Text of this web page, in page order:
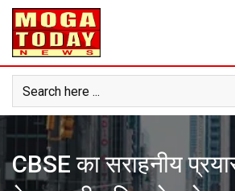
Skip
content
CBSE का सराहनीय प्रयास